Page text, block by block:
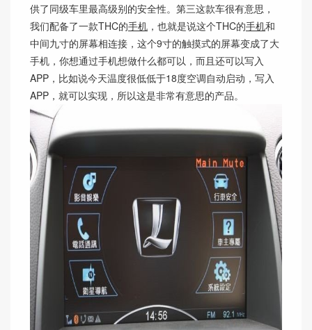
供了同级车里最高级别的安全性。第三这款车很有意思，
我们配备了一款THC的手机 ，也就是说这个THC的手机和
中间九寸的屏幕相连接，这个9寸的触摸式的屏幕变成了大
手机，你想通过手机想做什么都可以，而且还可以写入
APP，比如说今天温度很低低于18度空调自动启动，写入
APP，就可以实现，所以这是非常有意思的产品。